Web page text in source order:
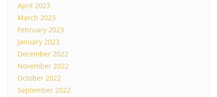
April 2023
March 2023
February 2023
January 2023
December 2022
November 2022
October 2022
September 2022